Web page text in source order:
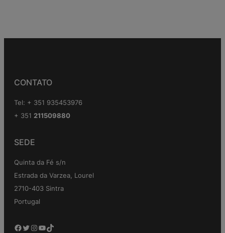
CONTATO
Tel: + 351 935453976
+ 351 211509880
SEDE
Quinta da Fé s/n
Estrada da Varzea, Lourel
2710-403 Sintra
Portugal
Facebook Twitter Instagram YouTube TikTok